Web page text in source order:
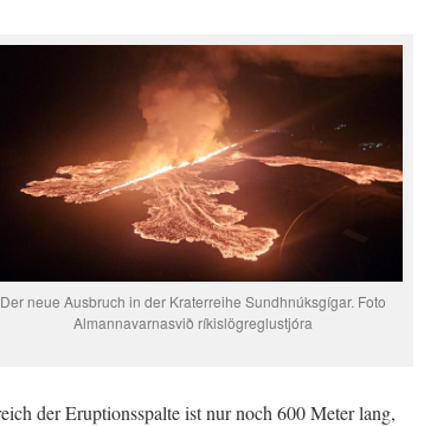
Der neue Ausbruch in der Kraterreihe Sundhnúksgígar. Foto
Almannavarnasvið ríkislögreglustjóra
der Eruptionsspalte ist nur noch 600 Meter lang,